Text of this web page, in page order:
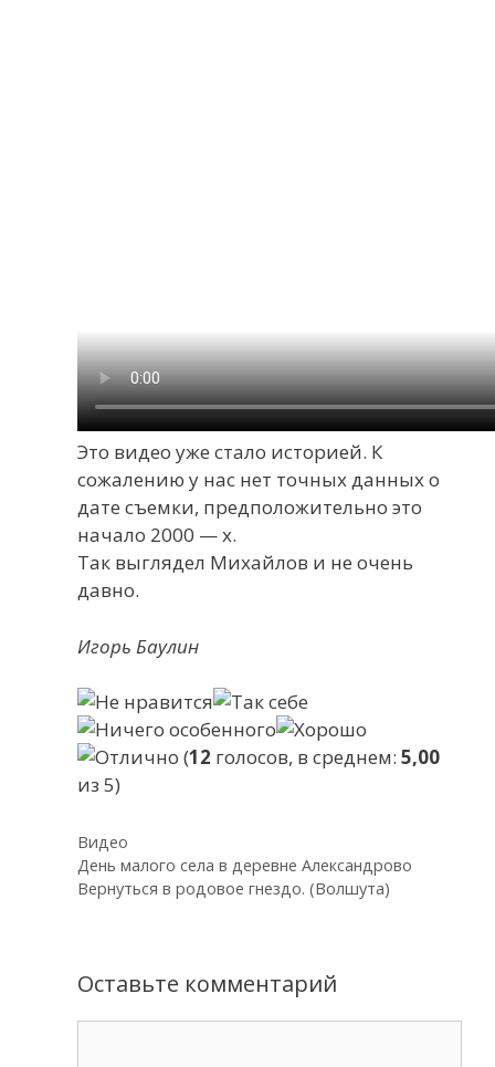
Это видео уже стало историей. К
сожалению у нас нет точных данных о
дате съемки, предположительно это
начало 2000 — х.
Так выглядел Михайлов и не очень
давно.
Игорь Баулин
(12 голосов, в среднем: 5,00
из 5)
Рубрики
Видео
Навигация
записи
День малого села в деревне Александрово
Вернуться в родовое гнездо. (Волшута)
Оставьте комментарий